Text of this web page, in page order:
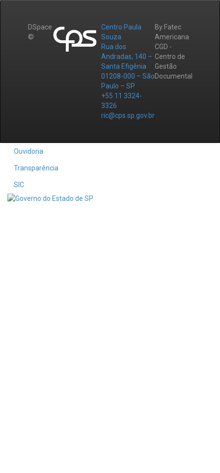
DSpace
©
Centro Paula
Souza
Rua dos
Andradas, 140 –
Santa Efigênia
01208-000 – São
Paulo – SP
+55 11 3324-
3326
ric@cps.sp.gov.br
By Fatec
Americana
CGD -
Centro de
Gestão
Documental
Ouvidoria
Transparência
SIC